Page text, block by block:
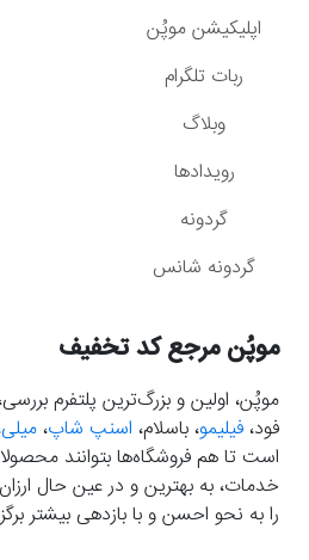
اپلیکیشن موپُن
ربات تلگرام
وبلاگ
رویدادها
گردونه
گردونه شانس
موپُن مرجع کد تخفیف
موپُن، اولین و بزرگ‌ترین پلتفرم
فود، فیلیمو، باسلام، اسنپ شاپ، میلی
است تا هم فروشگاه‌ها بتوانند
خدمات، به بهترین و در عین حال
را به نحو احسن و با بازدهی بیشتر